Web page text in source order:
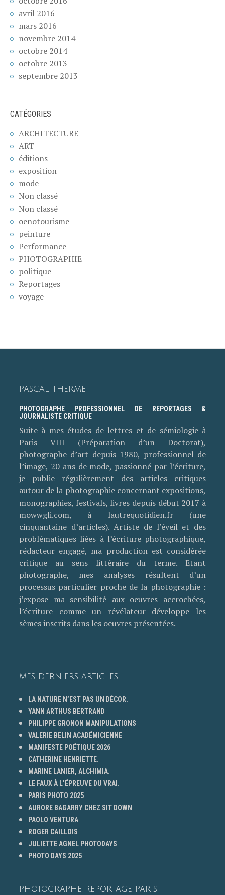
avril 2016
mars 2016
novembre 2014
octobre 2014
octobre 2013
septembre 2013
CATÉGORIES
ARCHITECTURE
ART
éditions
exposition
mode
Non classé
Non classé
oenotourisme
peinture
Performance
PHOTOGRAPHIE
politique
Reportages
voyage
PASCAL THERME
PHOTOGRAPHE PROFESSIONNEL DE REPORTAGES &
JOURNALISTE CRITIQUE
Suite à mes études de lettres et de sémiologie à
Paris VIII (Préparation d’un Doctorat),
photographe d’art depuis 1980, professionnel de
l’image, 20 ans de mode, passionné par l’écriture,
je publie régulièrement des articles critiques
autour de la photographie concernant expositions,
monographies, festivals, livres depuis début 2017 à
mowwgli.com, à lautrequotidien.fr (une
cinquantaine d’articles). Artiste de l’éveil et des
problématiques liées à l’écriture photographique,
rédacteur engagé, ma production est considérée
critique au sens littéraire du terme. Etant
photographe, mes analyses résultent d’un
processus particulier proche de la photographie :
j’expose ma sensibilité aux oeuvres accrochées,
l’écriture comme un révélateur développe les
sèmes inscrits dans les oeuvres présentées.
MES DERNIERS ARTICLES
LA NATURE N’EST PAS UN DÉCOR.
YANN ARTHUS BERTRAND
PHILIPPE GRONON MANIPULATIONS
VALERIE BELIN ACADÉMICIENNE
MANIFESTE POÉTIQUE 2026
CATHERINE HENRIETTE.
MARINE LANIER, ALCHIMIA.
LE FAUX À L’ÉPREUVE DU VRAI.
PARIS PHOTO 2025
AURORE BAGARRY CHEZ SIT DOWN
PAOLO VENTURA
ROGER CAILLOIS
JULIETTE AGNEL PHOTODAYS
PHOTO DAYS 2025
PHOTOGRAPHE REPORTAGE PARIS